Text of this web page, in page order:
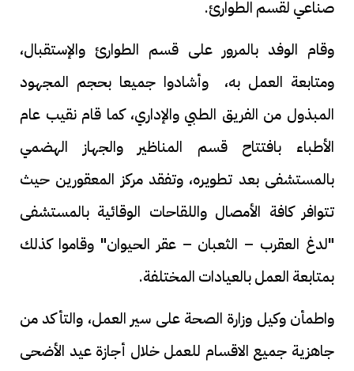
صناعي لقسم الطوارئ.
وقام الوفد بالمرور على قسم الطوارئ والإستقبال،
ومتابعة العمل به، وأشادوا جميعا بحجم المجهود
المبذول من الفريق الطبي والإداري، كما قام نقيب عام
الأطباء بافتتاح قسم المناظير والجهاز الهضمي
بالمستشفى بعد تطويره، وتفقد مركز المعقورين حيث
تتوافر كافة الأمصال واللقاحات الوقائية بالمستشفى
"لدغ العقرب – الثعبان – عقر الحيوان" وقاموا كذلك
بمتابعة العمل بالعيادات المختلفة.
واطمأن وكيل وزارة الصحة على سير العمل، والتأكد من
جاهزية جميع الاقسام للعمل خلال أجازة عيد الأضحى